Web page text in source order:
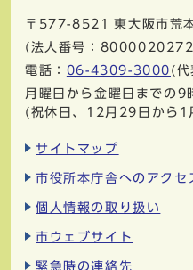
〒577-8521
東大阪市荒
(法人番号：
電話： 06-4309-3000 (代
月曜日から金曜日までの
(祝休日、12月29日から1
サイトマップ
市役所本庁舎へのアクセ
個人情報の取り扱い
市ウェブサイト
緊急時の連絡先